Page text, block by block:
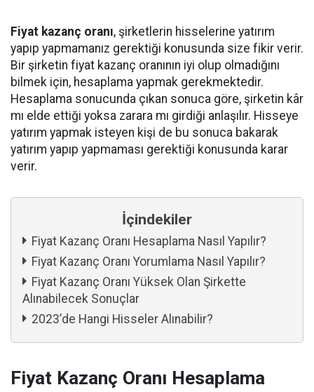
Fiyat kazanç oranı, şirketlerin hisselerine yatırım
yapıp yapmamanız gerektiği konusunda size fikir verir.
Bir şirketin fiyat kazanç oranının iyi olup olmadığını
bilmek için, hesaplama yapmak gerekmektedir.
Hesaplama sonucunda çıkan sonuca göre, şirketin kâr
mı elde ettiği yoksa zarara mı girdiği anlaşılır. Hisseye
yatırım yapmak isteyen kişi de bu sonuca bakarak
yatırım yapıp yapmaması gerektiği konusunda karar
verir.
İçindekiler
Fiyat Kazanç Oranı Hesaplama Nasıl Yapılır?
Fiyat Kazanç Oranı Yorumlama Nasıl Yapılır?
Fiyat Kazanç Oranı Yüksek Olan Şirkette
Alınabilecek Sonuçlar
2023’de Hangi Hisseler Alınabilir?
Fiyat Kazanç Oranı Hesaplama